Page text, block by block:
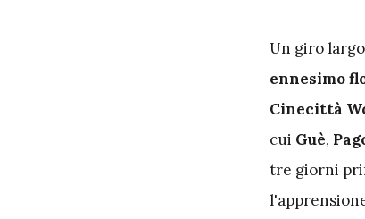
Un giro
ennesimo
Cinecittà
cui Guè,
tre giorni